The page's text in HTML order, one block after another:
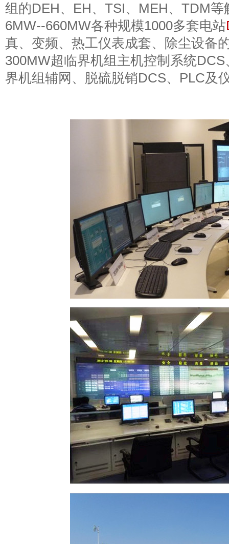
组的DEH、EH、TSI、MEH、TDM
6MW--660MW各种规模1000多套电站
真、变频、热工仪表成套、除尘设备
300MW超临界机组主机控制系统
界机组辅网、脱硫脱销DCS、PLC及